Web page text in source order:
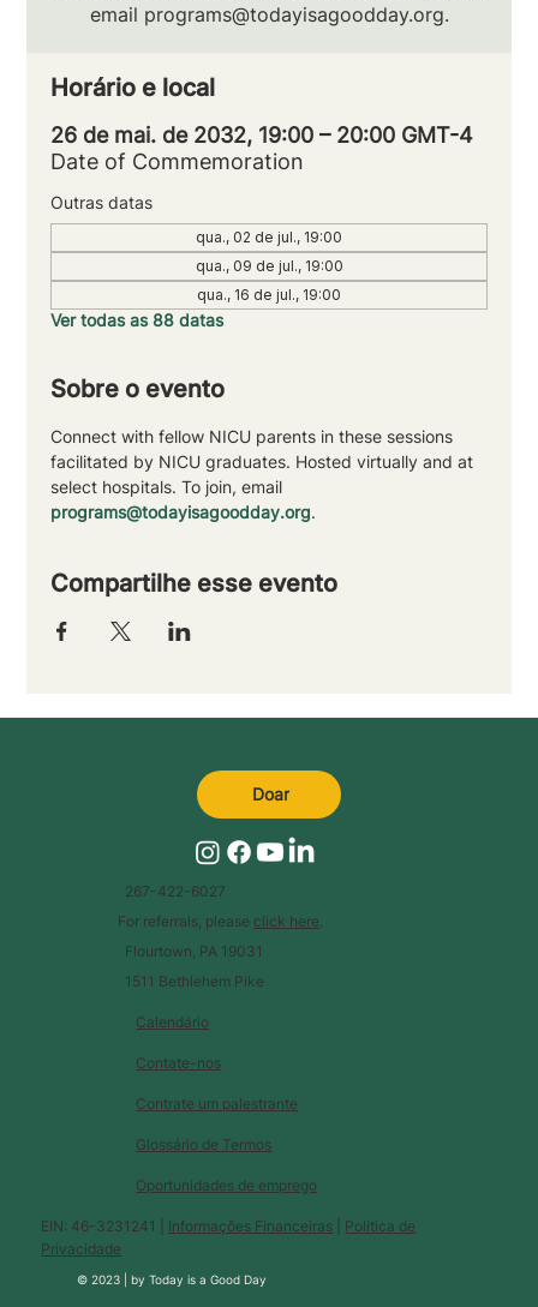
email programs@todayisagoodday.org.
Horário e local
26 de mai. de 2032, 19:00 – 20:00 GMT-4
Date of Commemoration
Outras datas
qua., 02 de jul., 19:00
qua., 09 de jul., 19:00
qua., 16 de jul., 19:00
Ver todas as 88 datas
Sobre o evento
Connect with fellow NICU parents in these sessions
facilitated by NICU graduates. Hosted virtually and at
select hospitals. To join, email
programs@todayisagoodday.org.
Compartilhe esse evento
Calendário
Glossário de Termos
Contate-nos
Contrate um palestrante
Oportunidades de emprego
EIN: 46-3231241 | Informações Financeiras
Política de
Privacidade
© 2023 |byToday is a Good Day
267-422-6027
For referrals, please click here
Flourtown, PA 19031
1511 Bethlehem Pike
Doar